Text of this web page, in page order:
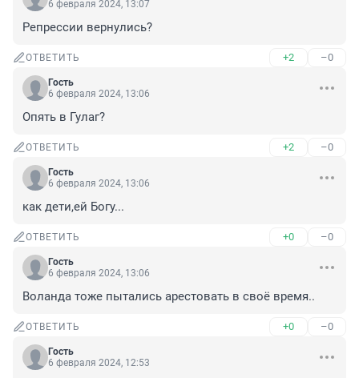
6 февраля 2024, 13:07
Репрессии вернулись?
ОТВЕТИТЬ +2 –0
Гость
6 февраля 2024, 13:06
Опять в Гулаг?
ОТВЕТИТЬ +2 –0
Гость
6 февраля 2024, 13:06
как дети,ей Богу...
ОТВЕТИТЬ +0 –0
Гость
6 февраля 2024, 13:06
Воланда тоже пытались арестовать в своё время..
ОТВЕТИТЬ +0 –0
Гость
6 февраля 2024, 12:53